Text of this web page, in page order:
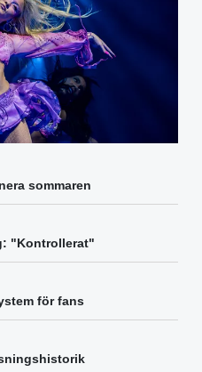
sommaren
"Kontrollerat"
för fans